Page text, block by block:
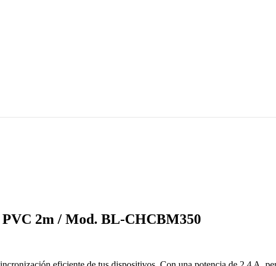
2m / Mod. BL-CHCBM350